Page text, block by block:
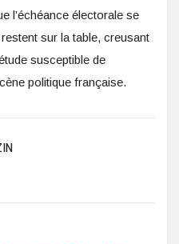
l’échéance électorale se
sur la table, creusant
susceptible de
politique française.